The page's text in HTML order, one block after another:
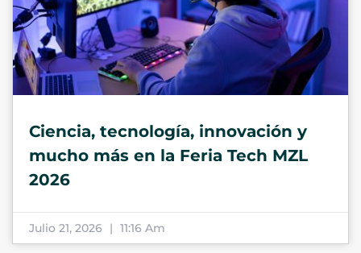
Ciencia, tecnología, innovación y
mucho más en la Feria Tech MZL
2026
Julio 21, 2026 11:16 Am